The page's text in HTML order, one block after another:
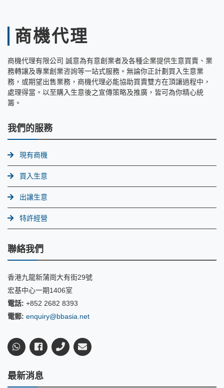
商機代理
商機代理有限公司 誠意為有意創業者及各種企業提供生意買賣、業
務轉讓及專業創業咨詢等一站式服務。無論你正計劃買入生意業
務，或期望出售業務，商機代理必能協助買賣雙方在頂讓過程中，
處理得當。以至購入生意後之宣傳策略及推廣，皆可為你精心統
籌。
我們的服務
現有商機
買入生意
出讓生意
特許經營
聯絡我們
香港九龍新蒲崗大有街29號
宏基中心一期1406室
電話: +852 2682 8393
電郵: enquiry@bbasia.net
最新消息